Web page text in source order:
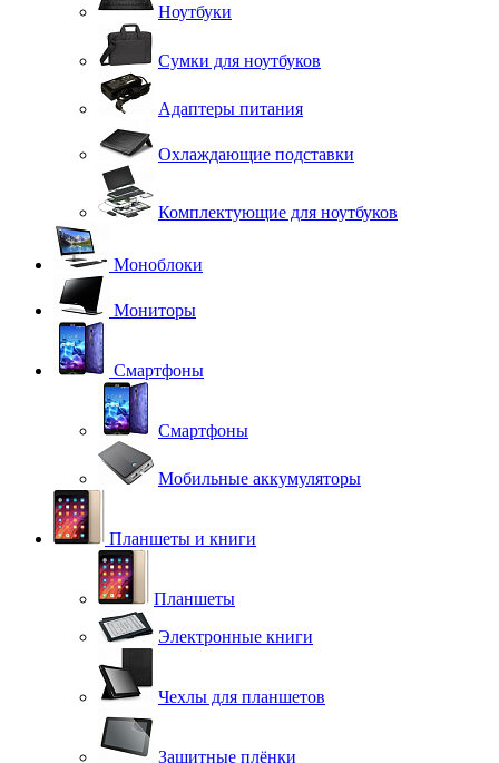
Ноутбуки
Сумки для ноутбуков
Адаптеры питания
Охлаждающие подставки
Комплектующие для ноутбуков
Моноблоки
Мониторы
Смартфоны
Смартфоны
Мобильные аккумуляторы
Планшеты и книги
Планшеты
Электронные книги
Чехлы для планшетов
Защитные плёнки